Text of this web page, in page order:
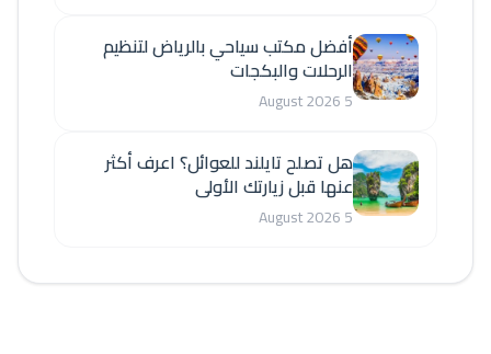
أفضل مكتب سياحي بالرياض لتنظيم
الرحلات والبكجات
5 August 2026
هل تصلح تايلند للعوائل؟ اعرف أكثر
عنها قبل زيارتك الأولى
5 August 2026